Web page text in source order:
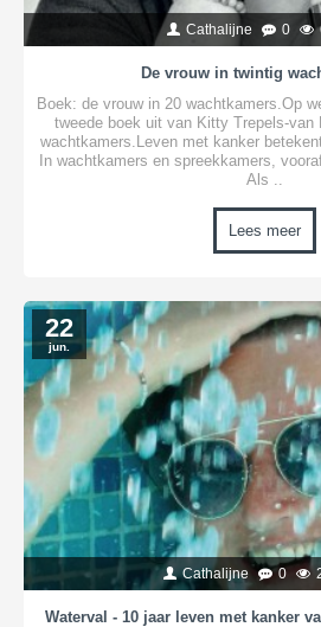
Cathalijne 0
De vrouw in twintig
Boek: de vrouw in 20 wachtkamers.Op
tweede boek uit van Kitty Trepels-van
wachtkamers.Leven met kanker
In wachtkamers en spreekkamers,
Als ..
Lees meer
22
jun.
Cathalijne 0
Waterval - 10 jaar leven met kanker